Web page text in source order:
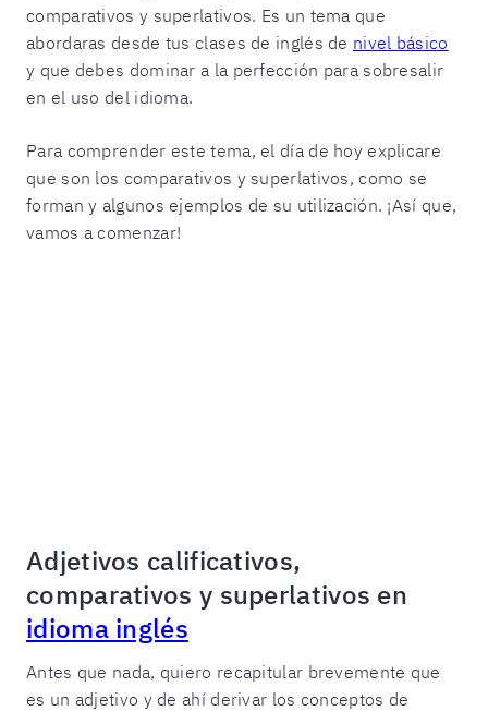
comparativos y superlativos. Es un tema que
abordaras desde tus clases de inglés de nivel básico
y que debes dominar a la perfección para sobresalir
en el uso del idioma.
Para comprender este tema, el día de hoy explicare
que son los comparativos y superlativos, como se
forman y algunos ejemplos de su utilización. ¡Así que,
vamos a comenzar!
Adjetivos calificativos,
comparativos y superlativos en
idioma inglés
Antes que nada, quiero recapitular brevemente que
es un adjetivo y de ahí derivar los conceptos de